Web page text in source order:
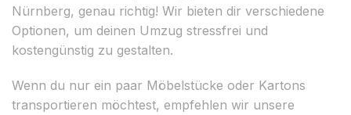
Nürnberg, genau richtig! Wir bieten dir verschiedene
Optionen, um deinen Umzug stressfrei und
kostengünstig zu gestalten.
Wenn du nur ein paar Möbelstücke oder Kartons
transportieren möchtest, empfehlen wir unsere